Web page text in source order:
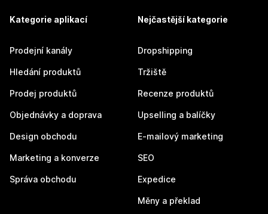
Kategorie aplikací
Prodejní kanály
Hledání produktů
Prodej produktů
Objednávky a doprava
Design obchodu
Marketing a konverze
Správa obchodu
Nejčastější kategorie
Dropshipping
Tržiště
Recenze produktů
Upselling a balíčky
E-mailový marketing
SEO
Expedice
Měny a překlad